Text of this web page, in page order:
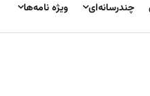
چندرسانه‌ای ویژه نامه‌ها